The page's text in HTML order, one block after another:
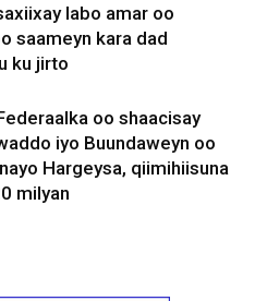
labo amar oo
saameyn kara dad
ku jirto
oo shaacisay
iyo Buundaweyn oo
Hargeysa, qiimihiisuna
milyan